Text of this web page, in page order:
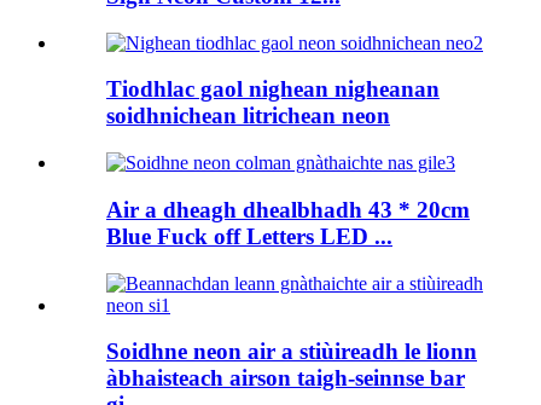
Tiodhlac gaol nighean nigheanan
soidhnichean litrichean neon
Air a dheagh dhealbhadh 43 * 20cm
Blue Fuck off Letters LED ...
Soidhne neon air a stiùireadh le lionn
àbhaisteach airson taigh-seinnse bar